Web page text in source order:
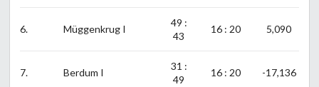
6. Müggenkrug I
49 :
43
16 : 20 5,090
7. Berdum I
31 :
49
16 : 20 -17,136